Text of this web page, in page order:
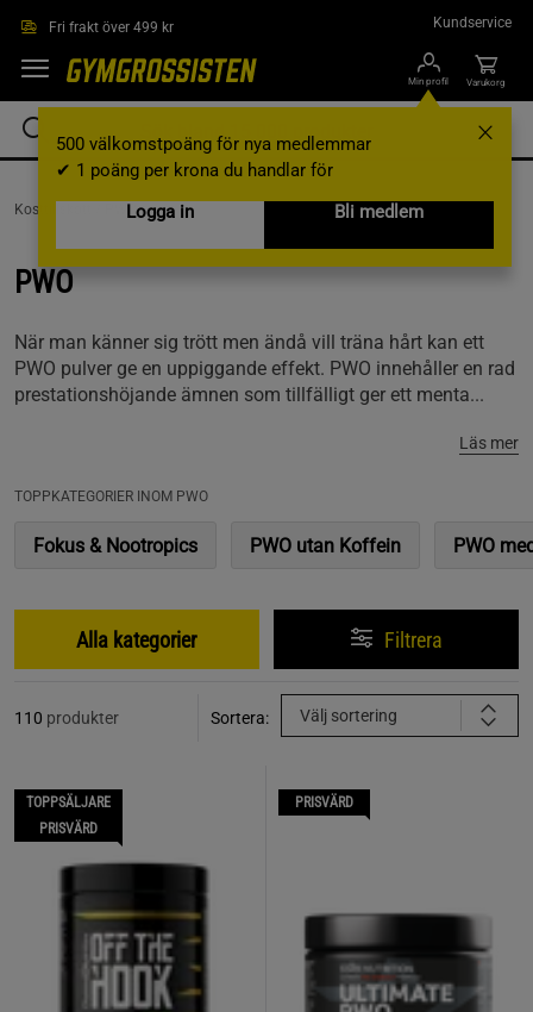
Fri frakt över 499 kr Kundservice
Min profil
500 välkomstpoäng för nya medlemmar
✔ 1 poäng per krona du handlar för
Logga in
Bli medlem
Varukorg
Kosttillskott / PWO
PWO
När man känner sig trött men ändå vill träna hårt kan ett
PWO pulver ge en uppiggande effekt. PWO innehåller en rad
prestationshöjande ämnen som tillfälligt ger ett menta...
Läs mer
TOPPKATEGORIER INOM PWO
Fokus & Nootropics PWO utan Koffein PWO
Alla kategorier Filtrera
110 produkter Sortera: Välj sortering
TOPPSÄLJARE
PRISVÄRD
PRISVÄRD